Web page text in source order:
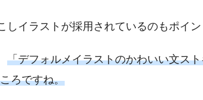
しイラストが採用されているのもポイ
「デフォルメイラストのかわいい文ス
ろですね。